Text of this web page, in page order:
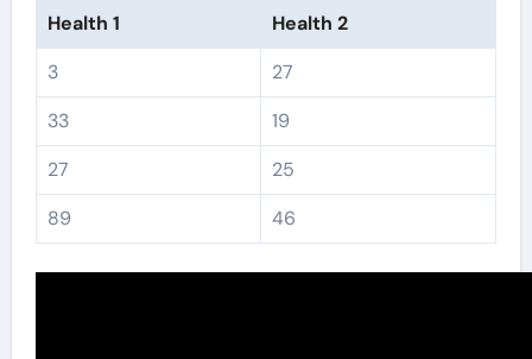
Health 1
Health 2
3
27
33
19
27
25
89
46